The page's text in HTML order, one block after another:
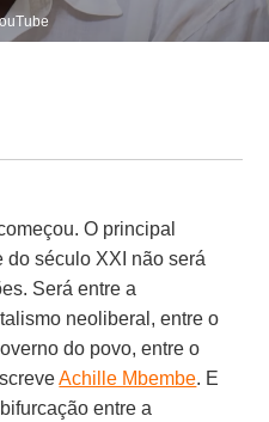
O principal
do século XXI não será
Será entre a
neoliberal, entre o
do povo, entre o
Achille Mbembe. E
entre a